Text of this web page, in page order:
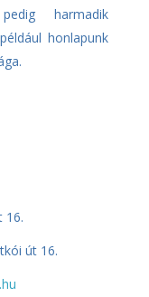
harmadik
honlapunk
16.
út 16.